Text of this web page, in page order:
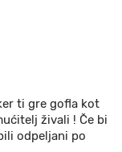
ti gre gofla kot
živali ! Če bi
odpeljani po